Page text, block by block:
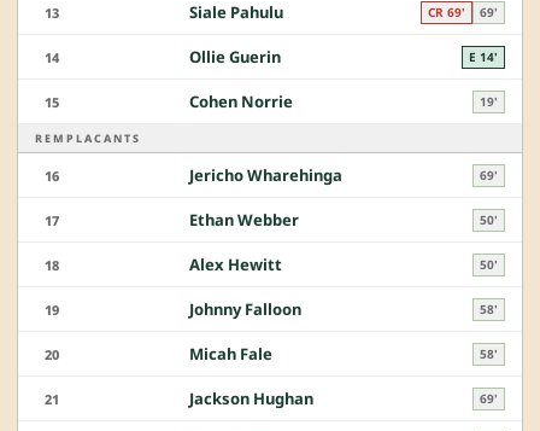
13 Siale Pahulu CR 69' 69'
14 Ollie Guerin E 14'
15 Cohen Norrie 19'
REMPLACANTS
16 Jericho Wharehinga 69'
17 Ethan Webber 50'
18 Alex Hewitt 50'
19 Johnny Falloon 58'
20 Micah Fale 58'
21 Jackson Hughan 69'